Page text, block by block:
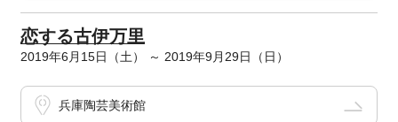
恋する古伊万里
2019年6月15日（土） ～ 2019年9月29日（日）
兵庫陶芸美術館